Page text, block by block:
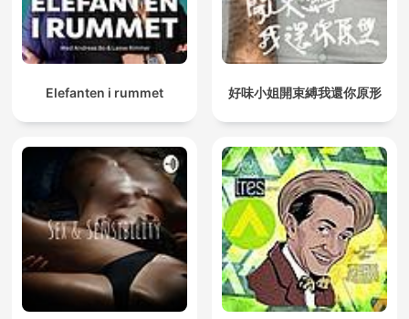
Elefanten i rummet 好味小姐開束縛我還你原形